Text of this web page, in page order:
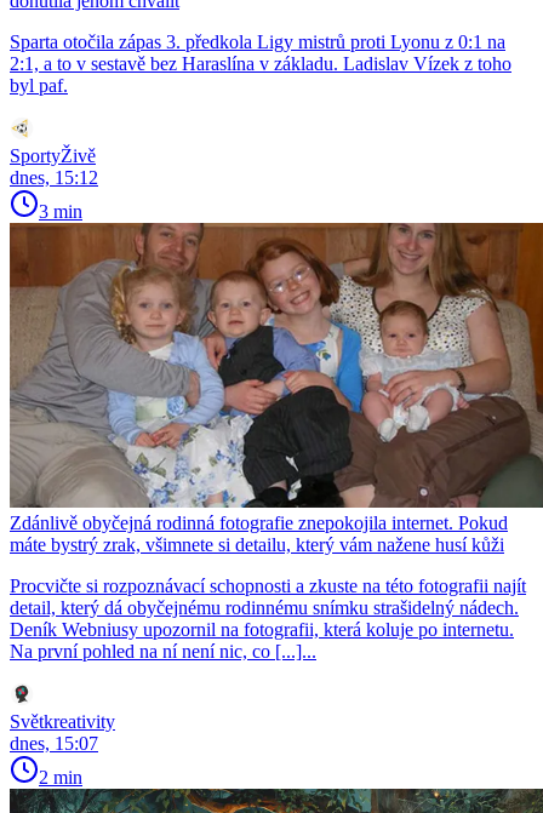
Sparta otočila zápas 3. předkola Ligy mistrů proti Lyonu z 0:1 na
2:1, a to v sestavě bez Haraslína v základu. Ladislav Vízek z toho
byl paf.
SportyŽivě
dnes, 15:12
3 min
Zdánlivě obyčejná rodinná fotografie znepokojila internet. Pokud
máte bystrý zrak, všimnete si detailu, který vám nažene husí kůži
Procvičte si rozpoznávací schopnosti a zkuste na této fotografii najít
detail, který dá obyčejnému rodinnému snímku strašidelný nádech.
Deník Webniusy upozornil na fotografii, která koluje po internetu.
Na první pohled na ní není nic, co [...]...
Světkreativity
dnes, 15:07
2 min